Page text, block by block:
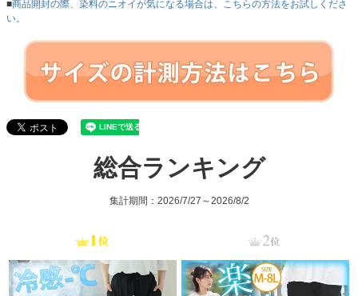
■商品開封の際、染料のニオイが気になる場合は、こちらの方法をお試しくださ
い。
総合ランキング
集計期間：2026/7/27～2026/8/2